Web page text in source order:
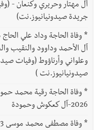
آل مهتار وحريري وكنعان -
جريدة صيدونيانيوز.نت)
*
آل الأحمد وداوود والنقيب
وعلواني وأرناؤوط (وفيات
صيدونيانيوز.نت )
*
2026-آل كعكوش وحمودة
*